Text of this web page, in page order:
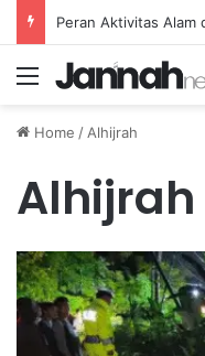
Menu
Home / Alhijrah
Alhijrah